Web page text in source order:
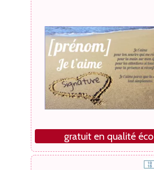
gratuit en qualité éco